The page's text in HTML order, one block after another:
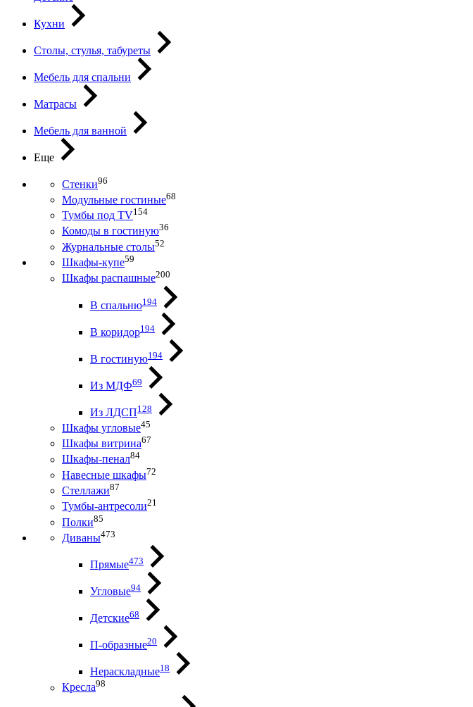
Кухни
Столы, стулья, табуреты
Мебель для спальни
Матрасы
Мебель для ванной
Еще
Стенки96
Модульные гостиные68
Тумбы под ТV154
Комоды в гостиную36
Журнальные столы52
Шкафы-купе59
Шкафы распашные200
В спальню194
В коридор194
В гостиную194
Из МДФ69
Из ЛДСП128
Шкафы угловые45
Шкафы витрина67
Шкафы-пенал84
Навесные шкафы72
Стеллажи87
Тумбы-антресоли21
Полки85
Диваны473
Прямые473
Угловые94
Детские68
П-образные20
Нераскладные18
Кресла98